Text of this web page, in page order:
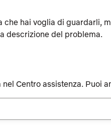
hai voglia di guardarli,
descrizione del problema.
Centro assistenza. Puoi